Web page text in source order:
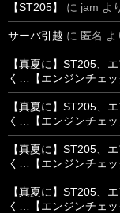
【ST205】
に jam よ
サーバ引越 に 匿名 よ
【真夏に】ST205、
く…【エンジンチェッ
【真夏に】ST205、
く…【エンジンチェッ
【真夏に】ST205、
く…【エンジンチェッ
【真夏に】ST205、
く…【エンジンチェッ